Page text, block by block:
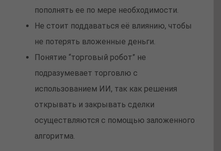
пополнять ее по мере необходимости.
Не стоит поддаваться её влиянию, чтобы
не потерять вложенные деньги.
Понятие “торговый робот” не
подразумевает торговлю с
использованием ИИ, так как решения
открывать и закрывать сделки
осуществляются с помощью заложенного
алгоритма.